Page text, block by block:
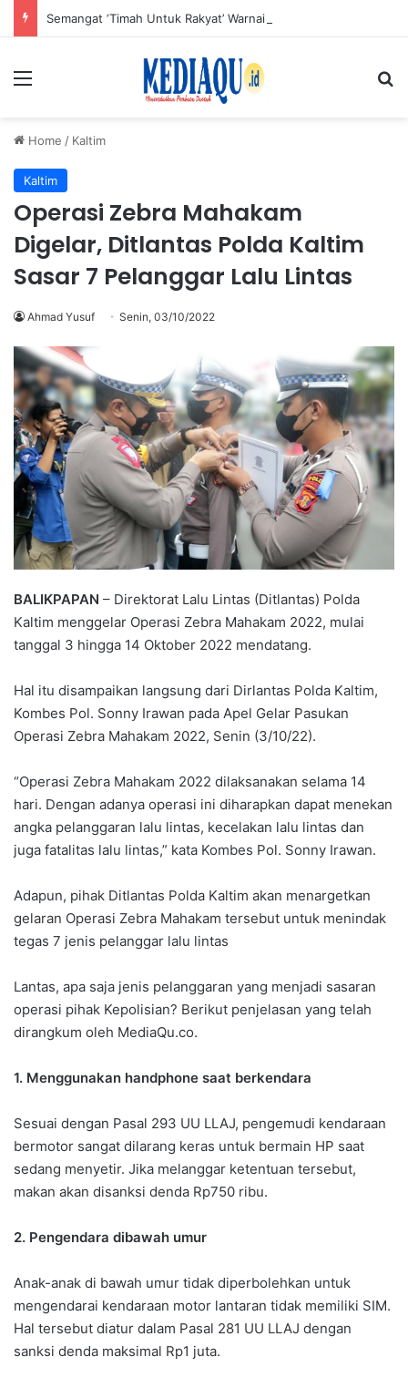
Menu
Home / Kaltim
Kaltim
Operasi Zebra Mahakam
Digelar, Ditlantas Polda Kaltim
Sasar 7 Pelanggar Lalu Lintas
Ahmad Yusuf Senin, 03/10/2022
BALIKPAPAN – Direktorat Lalu Lintas (Ditlantas) Polda
Kaltim menggelar Operasi Zebra Mahakam 2022, mulai
tanggal 3 hingga 14 Oktober 2022 mendatang.
Hal itu disampaikan langsung dari Dirlantas Polda Kaltim,
Kombes Pol. Sonny Irawan pada Apel Gelar Pasukan
Operasi Zebra Mahakam 2022, Senin (3/10/22).
“Operasi Zebra Mahakam 2022 dilaksanakan selama 14
hari. Dengan adanya operasi ini diharapkan dapat menekan
angka pelanggaran lalu lintas, kecelakan lalu lintas dan
juga fatalitas lalu lintas,” kata Kombes Pol. Sonny Irawan.
Adapun, pihak Ditlantas Polda Kaltim akan menargetkan
gelaran Operasi Zebra Mahakam tersebut untuk menindak
tegas 7 jenis pelanggar lalu lintas
Lantas, apa saja jenis pelanggaran yang menjadi sasaran
operasi pihak Kepolisian? Berikut penjelasan yang telah
dirangkum oleh MediaQu.co.
1. Menggunakan handphone saat berkendara
Sesuai dengan Pasal 293 UU LLAJ, pengemudi kendaraan
bermotor sangat dilarang keras untuk bermain HP saat
sedang menyetir. Jika melanggar ketentuan tersebut,
makan akan disanksi denda Rp750 ribu.
2. Pengendara dibawah umur
Anak-anak di bawah umur tidak diperbolehkan untuk
mengendarai kendaraan motor lantaran tidak memiliki SIM.
Hal tersebut diatur dalam Pasal 281 UU LLAJ dengan
sanksi denda maksimal Rp1 juta.